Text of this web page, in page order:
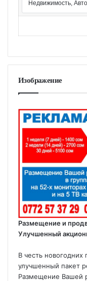
Недвижимость,
Изображение
Размещение и
Улучшенный
В честь
улучшенный пакет
Размещение Вашей